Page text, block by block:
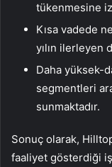
tükenmesine
Kısa vadede
yılın ilerleyen
Daha yüksek-
segmentleri
sunmaktadır.
Sonuç olarak,
faaliyet gösterdiği iş